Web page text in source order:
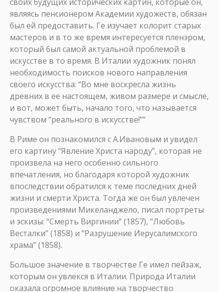
являясь пенсионером Академии художеств, обязан
был ей предоставить. Ге изучает колорит старых
мастеров и в то же время интересуется пленэром,
который был самой актуальной проблемой в
искусстве в то время. В Италии художник понял
необходимость поисков нового направления
своего искусства: “Во мне воскресла жизнь
древних в ее настоящем, живом размере и смысле,
и вот, может быть, начало того, что называется
чувством “реального в искусстве!””
В Риме он познакомился с А.Ивановым и увидел
его картину “Явление Христа народу”, которая не
произвела на него особенно сильного
впечатления, но благодаря которой художник
впоследствии обратился к теме последних дней
жизни и смерти Христа. Тогда же он был увлечен
произведениями Микеланджело, писал портреты
и эскизы: “Смерть Виргинии” (1857), “Любовь
Весталки” (1858) и “Разрушение Иерусалимского
храма” (1858).
Большое значение в творчестве Ге имел пейзаж,
которым он увлекся в Италии. Природа Италии
оказала огромное влияние на творчество